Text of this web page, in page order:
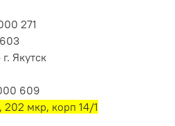
271
Якутск
609
202 мкр, корп 14/1